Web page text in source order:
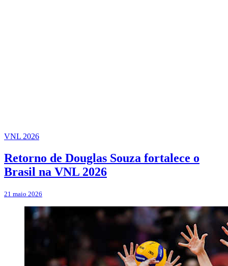
VNL 2026
Retorno de Douglas Souza fortalece o
Brasil na VNL 2026
21 maio 2026